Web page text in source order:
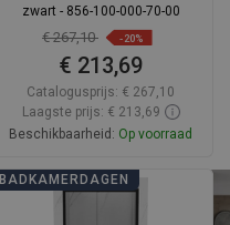
zwart - 856-100-000-70-00
€ 267,10 -20%
€ 213,69
Catalogusprijs: € 267,10
Laagste prijs: € 213,69
Beschikbaarheid: Op voorraad
In winkelwagen
BADKAMERDAGEN